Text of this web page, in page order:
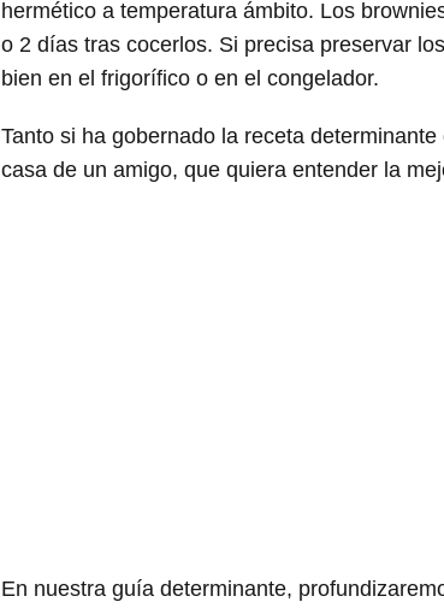
hermético a temperatura ámbito. Los
o 2 días tras cocerlos. Si precisa preservar
bien en el frigorífico o en el congelador.
Tanto si ha gobernado la receta
casa de un amigo, que quiera entender la
En nuestra guía determinante,